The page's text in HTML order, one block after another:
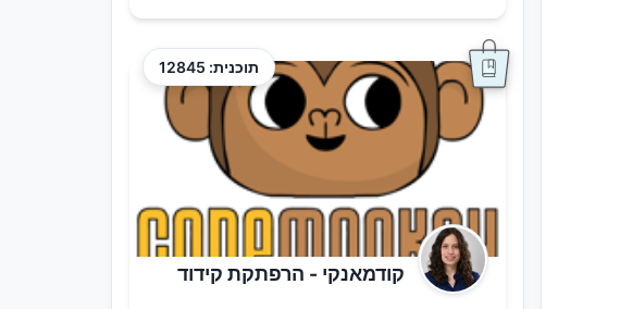
תוכנית: 12845
קודמאנקי - הרפתקת קידוד